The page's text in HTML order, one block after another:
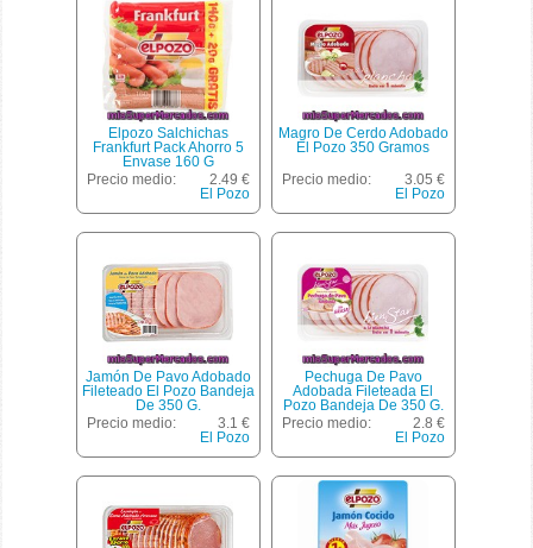
Elpozo Salchichas
Frankfurt Pack Ahorro 5
Envase 160 G
Precio medio:
2.49 €
El Pozo
Magro De Cerdo Adobado
El Pozo 350 Gramos
Precio medio:
3.05 €
El Pozo
Jamón De Pavo Adobado
Fileteado El Pozo Bandeja
De 350 G.
Precio medio:
3.1 €
El Pozo
Pechuga De Pavo
Adobada Fileteada El
Pozo Bandeja De 350 G.
Precio medio:
2.8 €
El Pozo